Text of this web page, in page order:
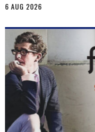
6 AUG 2026